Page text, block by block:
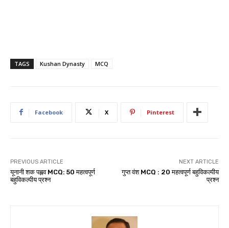
TAGS Kushan Dynasty MCQ
Facebook X Pinterest
PREVIOUS ARTICLE
यूनानी शक पह्लव MCQ: 50 महत्वपूर्ण
बहुविकल्पीय प्रश्न
NEXT ARTICLE
गुप्त वंश MCQ : 20 महत्वपूर्ण बहुविकल्पीय
प्रश्न